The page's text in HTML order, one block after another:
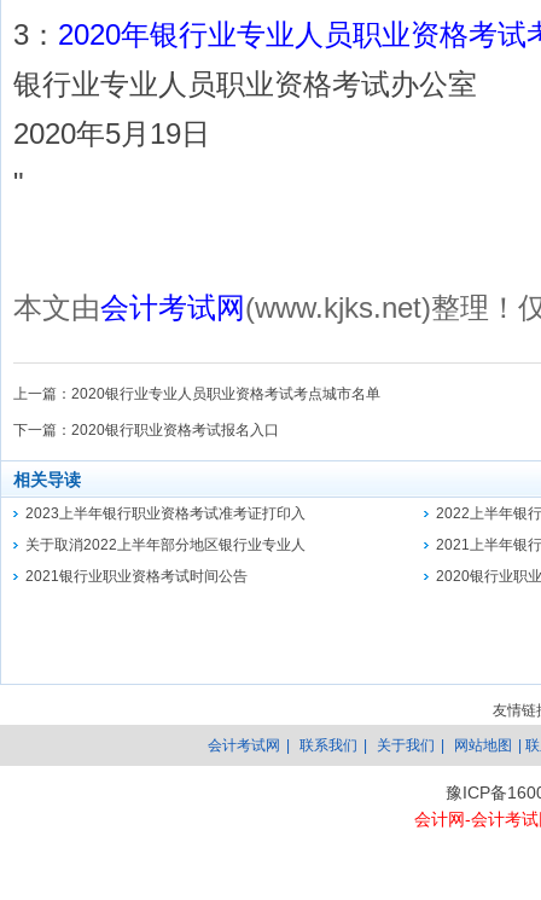
3： 2020年银行业专业人员职业资格考试
银行业专业人员职业资格考试办公室
2020年5月19日
"
本文由会计考试网(www.kjks.net)整理！
上一篇： 2020银行业专业人员职业资格考试考点城市名单
下一篇： 2020银行职业资格考试报名入口
相关导读
2023上半年银行职业资格考试准考证打印入
2022上半年银
关于取消2022上半年部分地区银行业专业人
2021上半年银
2021银行业职业资格考试时间公告
2020银行业职
友情链
会计考试网 联系我们 关于我们 网站地图 |
豫ICP备
会计网-会计考